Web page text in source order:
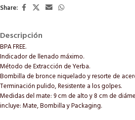
Share:
Descripción
BPA FREE.
Indicador de llenado máximo.
Método de Extracción de Yerba.
Bombilla de bronce niquelado y resorte de
Terminación pulido, Resistente a los golpes.
Medidas del mate: 9 cm de alto y 8 cm de
incluye: Mate, Bombilla y Packaging.